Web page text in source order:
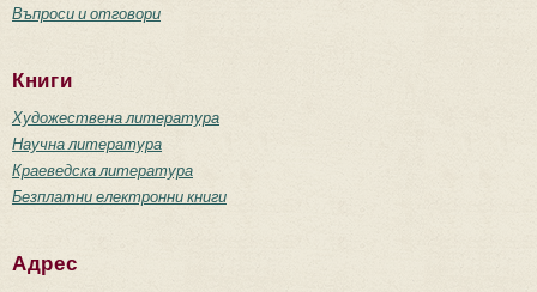
Въпроси и отговори
Книги
Художествена литература
Научна литература
Краеведска литература
Безплатни електронни книги
Адрес